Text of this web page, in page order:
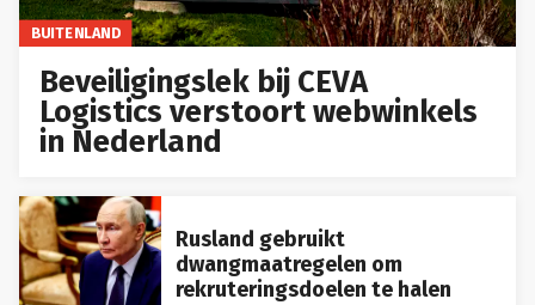
BUITENLAND
Beveiligingslek bij CEVA
Logistics verstoort webwinkels
in Nederland
Rusland gebruikt
dwangmaatregelen om
rekruteringsdoelen te halen